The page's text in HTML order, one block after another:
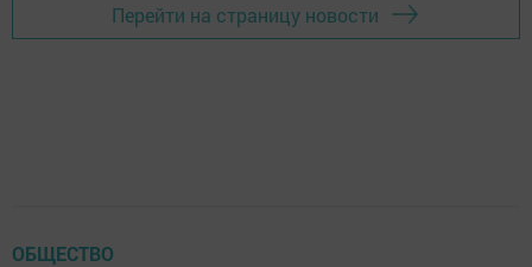
Перейти на страницу новости
ОБЩЕСТВО